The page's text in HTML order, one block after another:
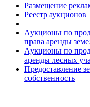
Размещение
Реестр аукционов
Аукционы по
права аренды
Аукционы по
аренды лесных
Предоставление
собственность